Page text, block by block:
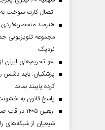
اتصال کارت سوخت به
مجموعه تلویزیونی
نزدیک
لغو تحریم‌های
پزشکیان: باید دشمن
کرده پایبند بماند
پاسخ قانون به
اربعین
شیعیان از شبکه‌های